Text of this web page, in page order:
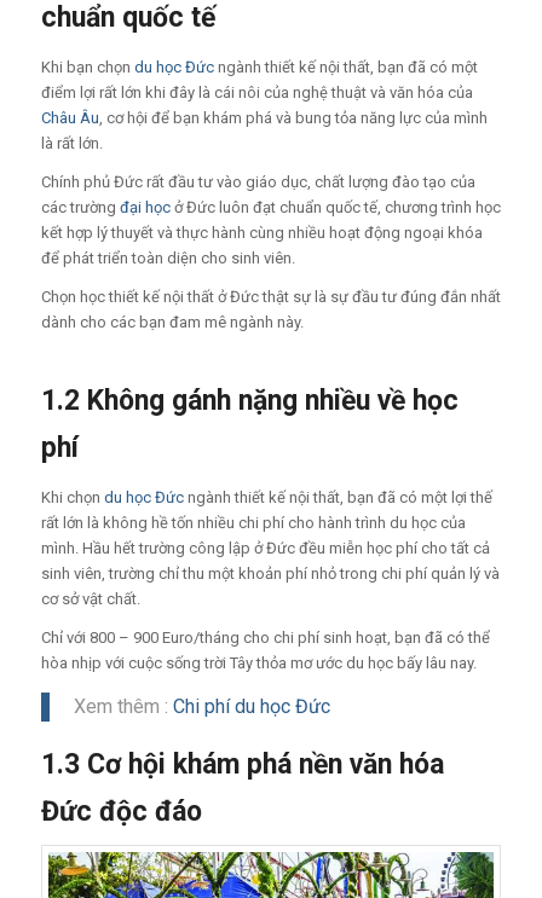
chuẩn quốc tế
Khi bạn chọn du học Đứcngành thiết kế nội thất, bạn đã có một
điểm lợi rất lớn khi đây là cái nôi của nghệ thuật và văn hóa của
Châu Âu, cơ hội để bạn khám phá và bung tỏa năng lực của mình
là rất lớn.
Chính phủ Đức rất đầu tư vào giáo dục, chất lượng đào tạo của
các trường đại họcở Đức luôn đạt chuẩn quốc tế, chương trình học
kết hợp lý thuyết và thực hành cùng nhiều hoạt động ngoại khóa
để phát triển toàn diện cho sinh viên.
Chọn học thiết kế nội thất ở Đức thật sự là sự đầu tư đúng đắn nhất
dành cho các bạn đam mê ngành này.
1.2 Không gánh nặng nhiều về học
phí
Khi chọn du học Đứcngành thiết kế nội thất, bạn đã có một lợi thế
rất lớn là không hề tốn nhiều chi phí cho hành trình du học của
mình. Hầu hết trường công lập ở Đức đều miễn học phí cho tất cả
sinh viên, trường chỉ thu một khoản phí nhỏ trong chi phí quản lý và
cơ sở vật chất.
Chỉ với 800 – 900 Euro/tháng cho chi phí sinh hoạt, bạn đã có thể
hòa nhịp với cuộc sống trời Tây thỏa mơ ước du học bấy lâu nay.
Xem thêm : Chi phí du học Đức
1.3 Cơ hội khám phá nền văn hóa
Đức độc đáo